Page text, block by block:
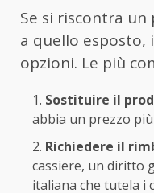
Se si riscontra
a quello esposto,
opzioni. Le più
Sostituire il
abbia un prezzo
Richiedere il
cassiere, un diritto
italiana che tutela i